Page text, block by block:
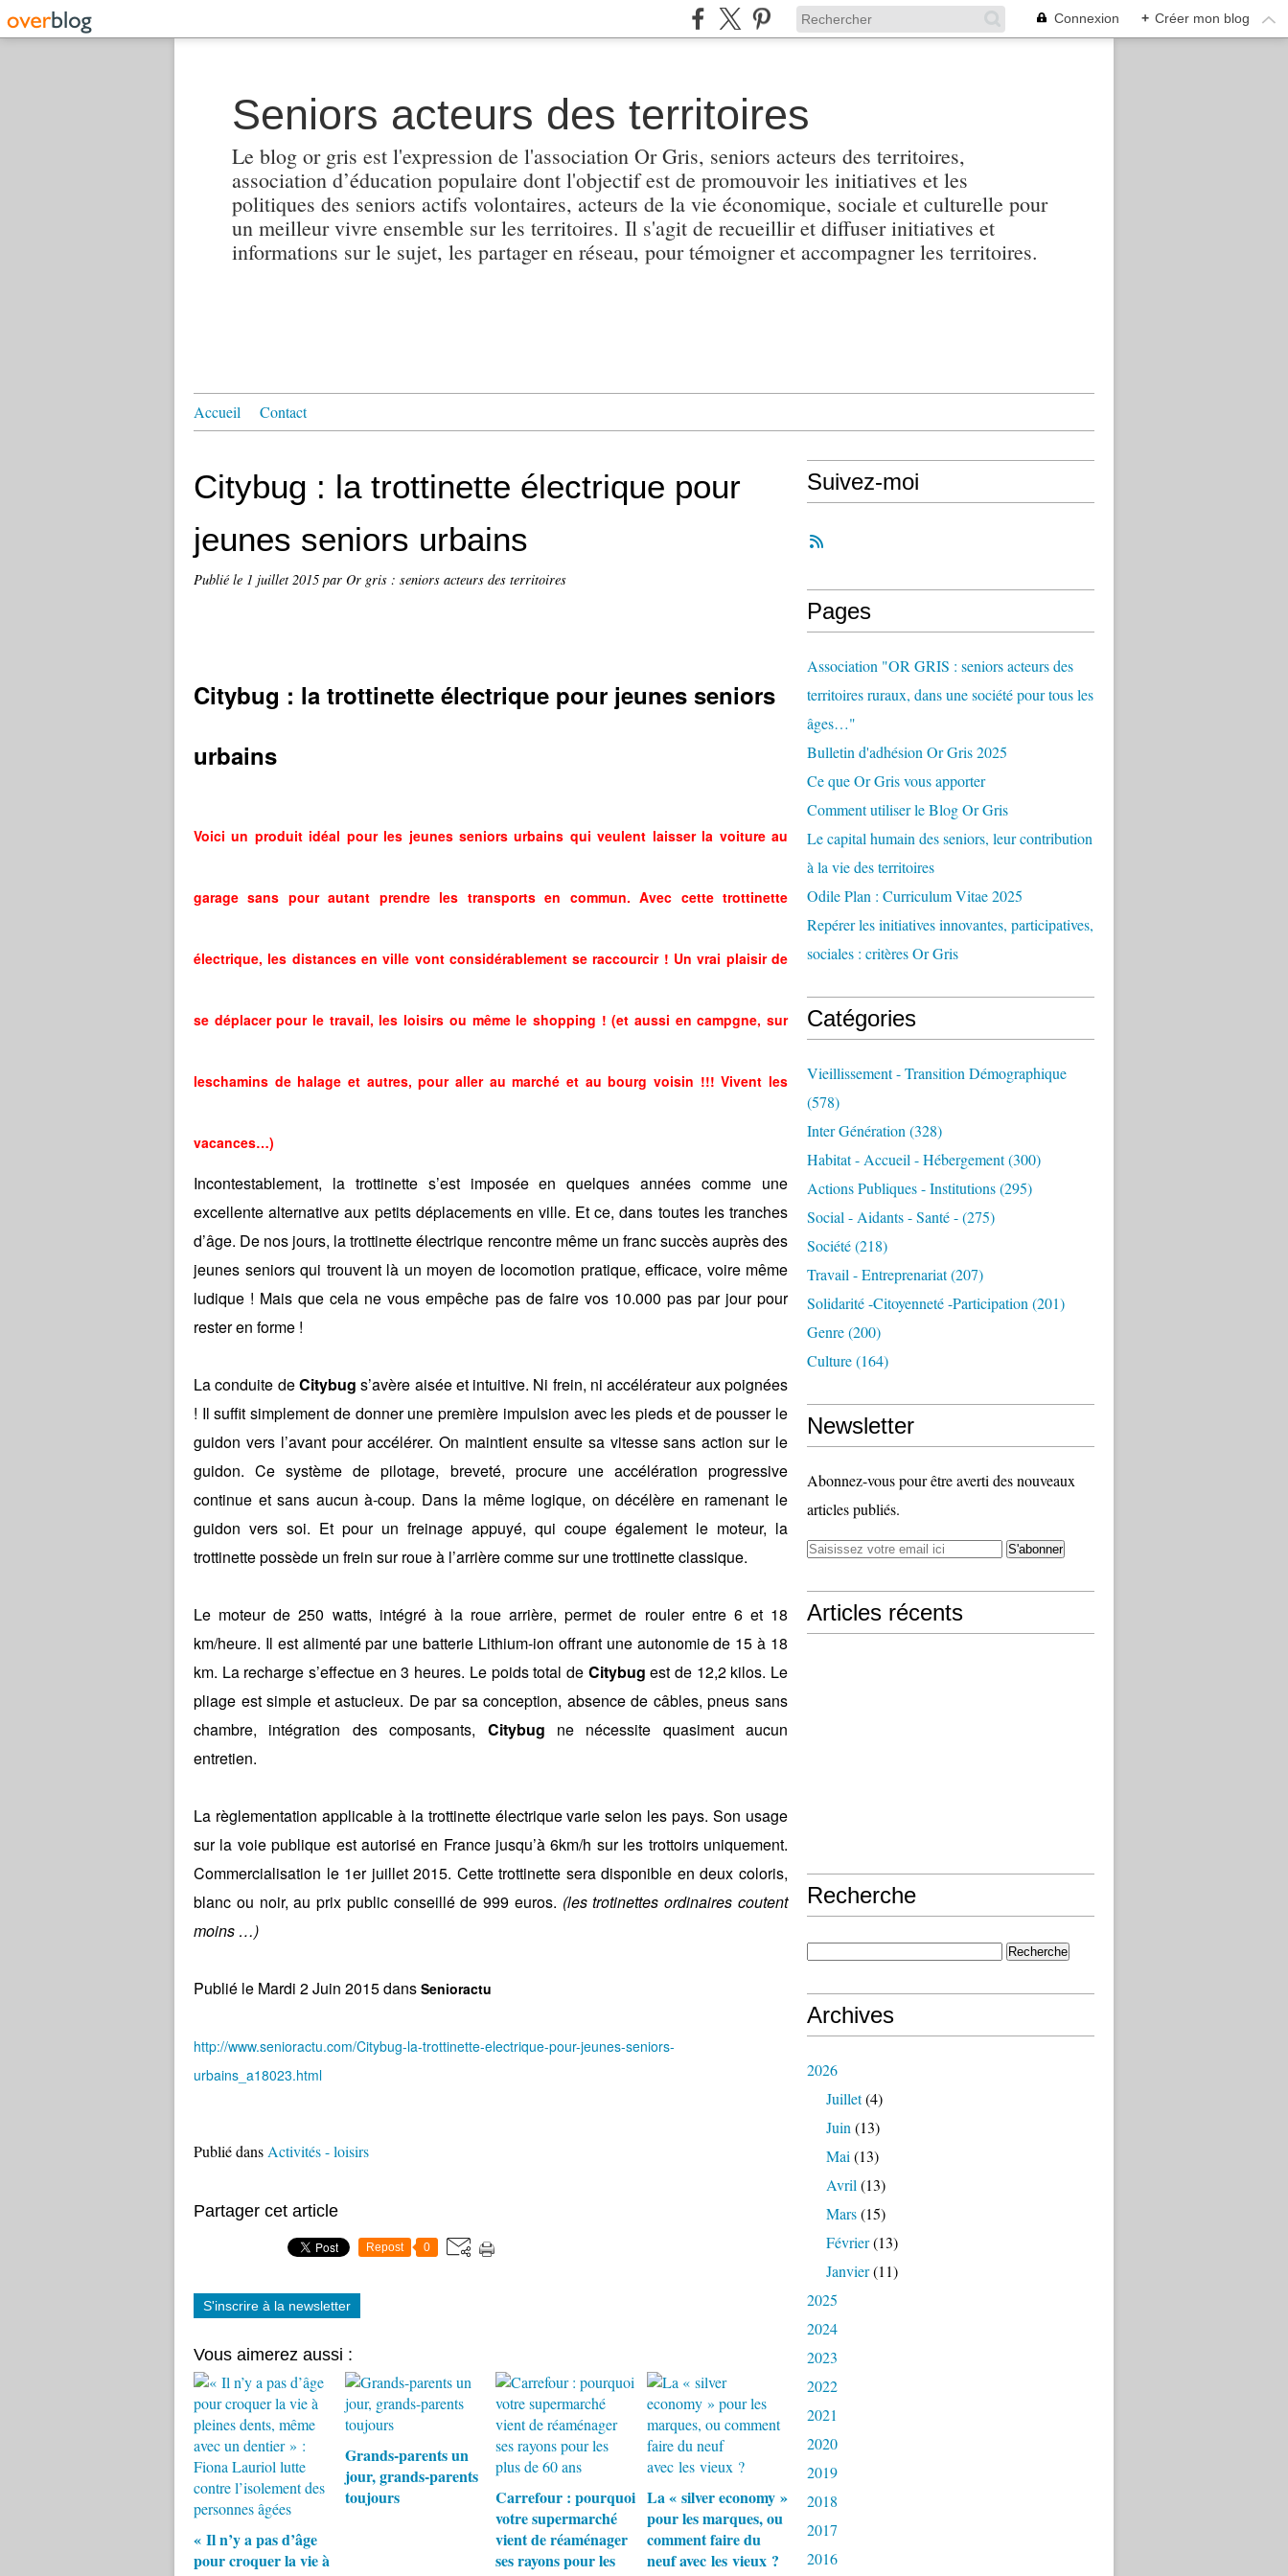
Connexion + Créer mon blog
Seniors acteurs des territoires
Le blog or gris est l'expression de l'association Or Gris, seniors acteurs des territoires,
association d’éducation populaire dont l'objectif est de promouvoir les initiatives et les
politiques des seniors actifs volontaires, acteurs de la vie économique, sociale et culturelle pour
un meilleur vivre ensemble sur les territoires. Il s'agit de recueillir et diffuser initiatives et
informations sur le sujet, les partager en réseau, pour témoigner et accompagner les territoires.
Accueil Contact
Citybug : la trottinette électrique pour
jeunes seniors urbains
Publié le 1 juillet 2015 par Or gris : seniors acteurs des territoires
Citybug : la trottinette électrique pour jeunes seniors
urbains
Voici un produit idéal pour les jeunes seniors urbains qui veulent laisser la voiture au
garage sans pour autant prendre les transports en commun. Avec cette trottinette
électrique, les distances en ville vont considérablement se raccourcir ! Un vrai plaisir de
se déplacer pour le travail, les loisirs ou même le shopping ! (et aussi en campgne, sur
leschamins de halage et autres, pour aller au marché et au bourg voisin !!! Vivent les
vacances…)
Incontestablement, la trottinette s’est imposée en quelques années comme une
excellente alternative aux petits déplacements en ville. Et ce, dans toutes les tranches
d’âge. De nos jours, la trottinette électrique rencontre même un franc succès auprès des
jeunes seniors qui trouvent là un moyen de locomotion pratique, efficace, voire même
ludique ! Mais que cela ne vous empêche pas de faire vos 10.000 pas par jour pour
rester en forme !
La conduite deCitybug s’avère aisée et intuitive. Ni frein, ni accélérateur aux poignées
! Il suffit simplement de donner une première impulsion avec les pieds et de pousser le
guidon vers l’avant pour accélérer. On maintient ensuite sa vitesse sans action sur le
guidon. Ce système de pilotage, breveté, procure une accélération progressive
continue et sans aucun à-coup. Dans la même logique, on décélère en ramenant le
guidon vers soi. Et pour un freinage appuyé, qui coupe également le moteur, la
trottinette possède un frein sur roue à l’arrière comme sur une trottinette classique.
Le moteur de 250 watts, intégré à la roue arrière, permet de rouler entre 6 et 18
km/heure. Il est alimenté par une batterie Lithium-ion offrant une autonomie de 15 à 18
km. La recharge s’effectue en 3 heures. Le poids total de Citybugest de 12,2 kilos. Le
pliage est simple et astucieux. De par sa conception, absence de câbles, pneus sans
chambre, intégration des composants, Citybug ne nécessite quasiment aucun
entretien.
La règlementation applicable à la trottinette électrique varie selon les pays. Son usage
sur la voie publique est autorisé en France jusqu’à 6km/h sur les trottoirs uniquement.
Commercialisation le 1er juillet 2015. Cette trottinette sera disponible en deux coloris,
blanc ou noir, au prix public conseillé de 999 euros. (les trotinettes ordinaires coutent
moins …)
Publié le Mardi 2 Juin 2015 dans Senioractu
http://www.senioractu.com/Citybug-la-trottinette-electrique-pour-jeunes-seniors-
urbains_a18023.html
Publié dans Activités - loisirs
Partager cet article
Repost 0
S'inscrire à la newsletter
Vous aimerez aussi :
« Il n’y a pas d’âge
pour croquer la vie à
Grands-parents un
jour, grands-parents
toujours
Carrefour : pourquoi
votre supermarché
vient de réaménager
ses rayons pour les
La « silver economy »
pour les marques, ou
comment faire du
neuf avec les vieux ?
Suivez-moi
Pages
Association "OR GRIS : seniors acteurs des
territoires ruraux, dans une société pour tous les
âges…"
Bulletin d'adhésion Or Gris 2025
Ce que Or Gris vous apporter
Comment utiliser le Blog Or Gris
Le capital humain des seniors, leur contribution
à la vie des territoires
Odile Plan : Curriculum Vitae 2025
Repérer les initiatives innovantes, participatives,
sociales : critères Or Gris
Catégories
Vieillissement - Transition Démographique
(578)
Inter Génération (328)
Habitat - Accueil - Hébergement(300)
Actions Publiques - Institutions(295)
Social - Aidants - Santé -(275)
Société(218)
Travail - Entreprenariat(207)
Solidarité -citoyenneté -participation (201)
Genre(200)
Culture(164)
Newsletter
Abonnez-vous pour être averti des nouveaux
articles publiés.
Articles récents
Recherche
Archives
2026
Juillet(4)
Juin (13)
Mai (13)
Avril (13)
Mars(15)
Février(13)
Janvier(11)
2025
2024
2023
2022
2021
2020
2019
2018
2017
2016